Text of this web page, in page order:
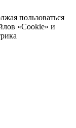
пользоваться
«Cookie» и